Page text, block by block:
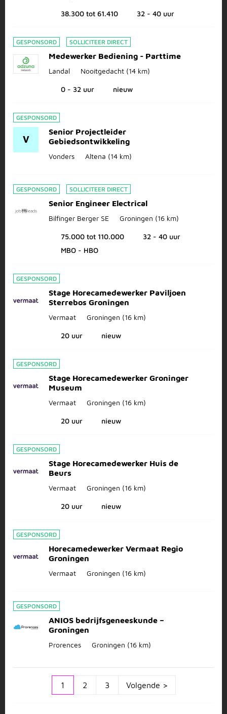
38.300 tot 61.410 32 - 40 uur
GESPONSORD SOLLICITEER DIRECT
Medewerker Bediening - Parttime
Landal Nooitgedacht (14 km)
0 - 32 uur nieuw
GESPONSORD
V
Senior Projectleider
Gebiedsontwikkeling
Vonders Altena (14 km)
GESPONSORD SOLLICITEER DIRECT
Senior Engineer Electrical
Bilfinger Berger SE Groningen (16 km)
75.000 tot 110.000
32 - 40 uur
MBO - HBO
GESPONSORD
Stage Horecamedewerker Paviljoen
Sterrebos Groningen
Vermaat Groningen (16 km)
20 uur nieuw
GESPONSORD
Stage Horecamedewerker Groninger
Museum
Vermaat Groningen (16 km)
20 uur nieuw
GESPONSORD
Stage Horecamedewerker Huis de
Beurs
Vermaat Groningen (16 km)
20 uur nieuw
GESPONSORD
Horecamedewerker Vermaat Regio
Groningen
Vermaat Groningen (16 km)
GESPONSORD
ANIOS bedrijfsgeneeskunde –
Groningen
Prorences Groningen (16 km)
1 2 3 Volgende >